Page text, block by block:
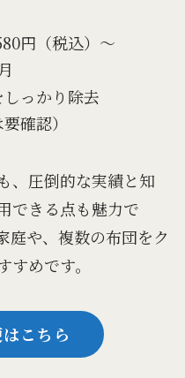
円（税込）～
っかり除去
確認）
、圧倒的な実績と知
できる点も魅力で
庭や、複数の布団をク
めです。
こちら